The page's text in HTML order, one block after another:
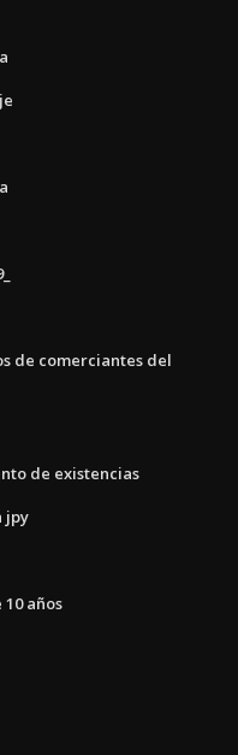
de comerciantes del
de existencias
jpy
años